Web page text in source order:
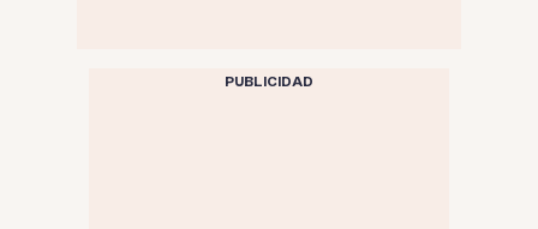
PUBLICIDAD